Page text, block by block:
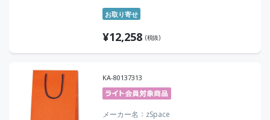
お取り寄せ
¥12,258 (税抜)
KA-80137313
メーカー名 zSpace